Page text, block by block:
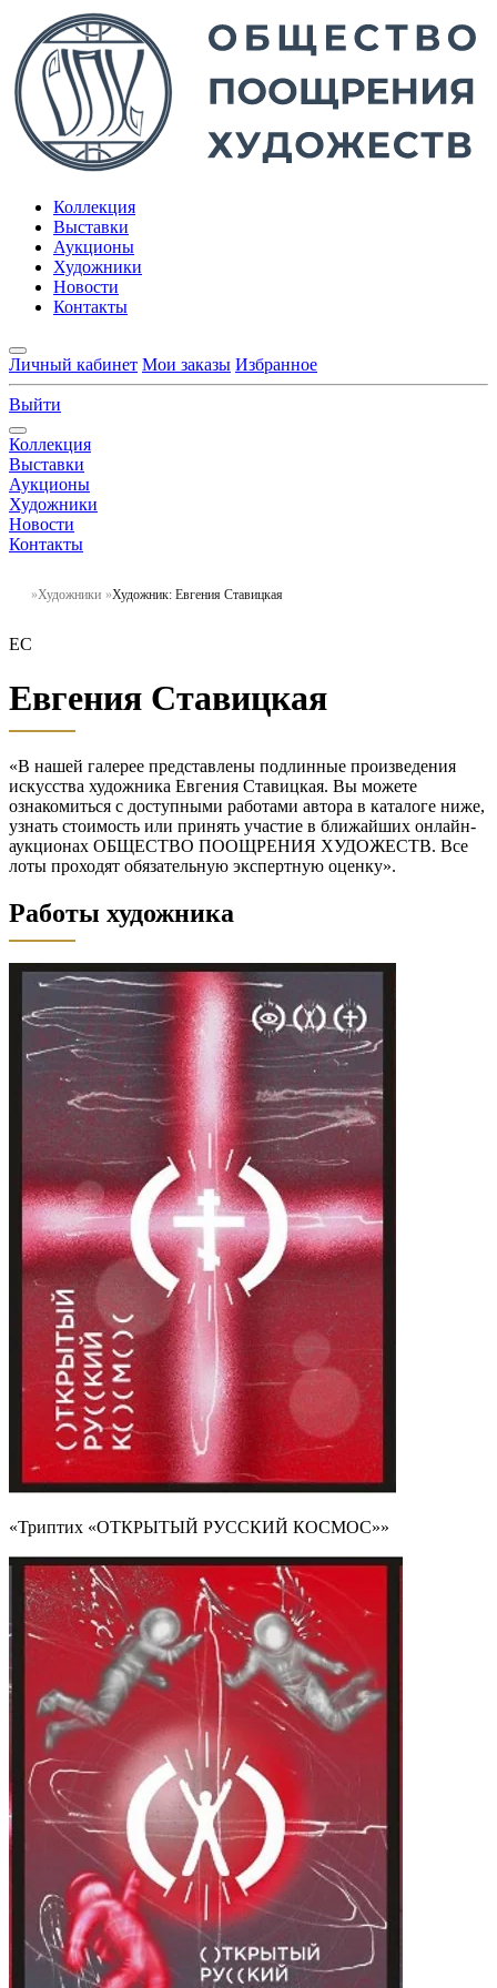
Коллекция
Выставки
Аукционы
Художники
Новости
Контакты
Личный кабинет Мои заказы Избранное
Выйти
Коллекция
Выставки
Аукционы
Художники
Новости
Контакты
Художники Художник: Евгения Ставицкая
ЕС
Евгения Ставицкая
«В нашей галерее представлены подлинные произведения
искусства художника Евгения Ставицкая. Вы можете
ознакомиться с доступными работами автора в каталоге ниже,
узнать стоимость или принять участие в ближайших онлайн-
аукционах ОБЩЕСТВО ПООЩРЕНИЯ ХУДОЖЕСТВ. Все
лоты проходят обязательную экспертную оценку».
Работы художника
«Триптих «ОТКРЫТЫЙ РУССКИЙ КОСМОС»»